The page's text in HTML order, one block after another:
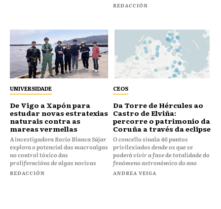
REDACCIÓN
UNIVERSIDADE
De Vigo a Xapón para
estudar novas estratexias
naturais contra as
mareas vermellas
A investigadora Rocío Blanca Sújar
explora o potencial das macroalgas
no control tóxico das
proliferacións de algas nocivas
REDACCIÓN
CEOS
Da Torre de Hércules ao
Castro de Elviña:
percorre o patrimonio da
Coruña a través da eclipse
O concello sinala 46 puntos
privilexiados dende os que se
poderá vivir a fase de totalidade do
fenómeno astronómico do ano
ANDREA VEIGA